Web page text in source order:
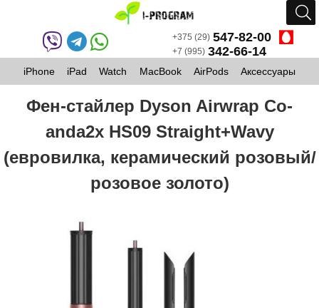
+375 (29) 547-82-00
+7 (995) 342-66-14
iPhone iPad Watch MacBook AirPods Аксессуары
Фен-стайлер Dyson Airwrap Co-
anda2x HS09 Straight+Wavy
(евровилка, керамический розовый/
розовое золото)